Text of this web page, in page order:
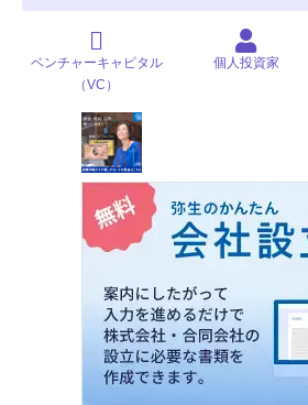
ベンチャーキャピタル
（VC）
個人投資家